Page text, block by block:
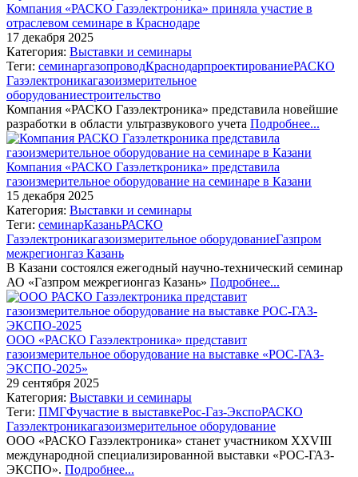
Компания «РАСКО Газэлектроника» приняла участие в
отраслевом семинаре в Краснодаре
17 декабря 2025
Категория: Выставки и семинары
Теги: семинаргазопроводКраснодарпроектированиеРАСКО
Газэлектроникагазоизмерительное
оборудованиестроительство
Компания «РАСКО Газэлектроника» представила новейшие
разработки в области ультразвукового учета Подробнее...
Компания «РАСКО Газэлеткроника» представила
газоизмерительное оборудование на семинаре в Казани
15 декабря 2025
Категория: Выставки и семинары
Теги: семинарКазаньРАСКО
Газэлектроникагазоизмерительное оборудованиеГазпром
межрегионгаз Казань
В Казани состоялся ежегодный научно-технический семинар
АО «Газпром межрегионгаз Казань» Подробнее...
ООО «РАСКО Газэлектроника» представит
газоизмерительное оборудование на выставке «РОС-ГАЗ-
ЭКСПО-2025»
29 сентября 2025
Категория: Выставки и семинары
Теги: ПМГФучастие в выставкеРос-Газ-ЭкспоРАСКО
Газэлектроникагазоизмерительное оборудование
ООО «РАСКО Газэлектроника» станет участником XXVIII
международной специализированной выставки «РОС-ГАЗ-
ЭКСПО». Подробнее...